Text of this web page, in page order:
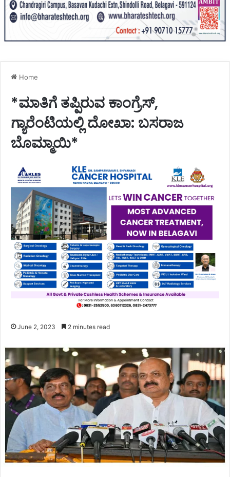
Home
*ಮಾತಿಗೆ ತಪ್ಪಿರುವ ಕಾಂಗ್ರೆಸ್,
ಗ್ಯಾರೆಂಟಿಯಲ್ಲಿ ದೋಖಾ: ಬಸರಾಜ
ಬೊಮ್ಮಾಯಿ*
June 2, 2023 2 minutes read